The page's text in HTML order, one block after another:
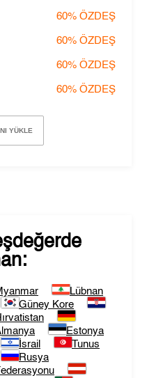
60% ÖZDEŞ
60% ÖZDEŞ
60% ÖZDEŞ
60% ÖZDEŞ
YÜKLE
Lübnan
Güney Kore
Estonya
İsrail
Tunus
Rusya